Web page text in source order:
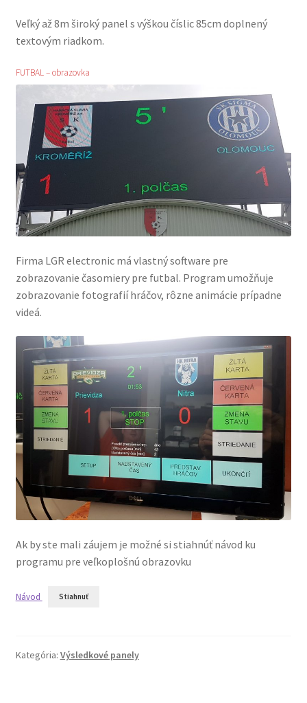
Veľký až 8m široký panel s výškou číslic 85cm doplnený
textovým riadkom.
FUTBAL – obrazovka
Firma LGR electronic má vlastný software pre
zobrazovanie časomiery pre futbal. Program umožňuje
zobrazovanie fotografií hráčov, rôzne animácie prípadne
videá.
Ak by ste mali záujem je možné si stiahnúť návod ku
programu pre veľkoplošnú obrazovku
Návod Stiahnuť
Kategória: Výsledkové panely